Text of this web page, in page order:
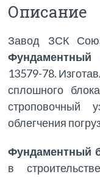
Описание
Завод ЗСК
13579-78.
сплошного
строповочный
облегчения
Фундаментный
в